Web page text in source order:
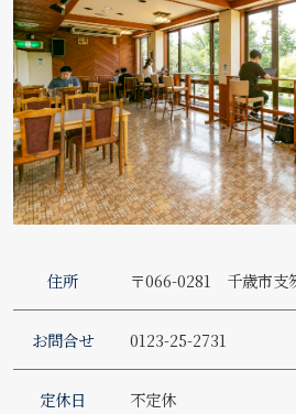
住所 〒066-0281 千歳市支
お問合せ 0123-25-2731
定休日 不定休